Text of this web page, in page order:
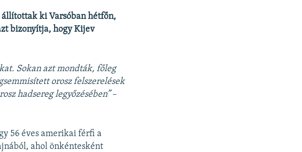
ki Varsóban hétfőn,
bizonyítja, hogy Kijev
Sokan azt mondták, főleg
orosz felszerelések
hadsereg legyőzésében”–
56 éves amerikai férfi a
ahol önkéntesként